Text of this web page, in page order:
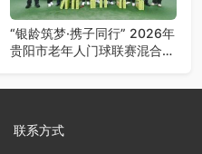
“银龄筑梦·携子同行” 2026年
贵阳市老年人门球联赛混合团
联系方式